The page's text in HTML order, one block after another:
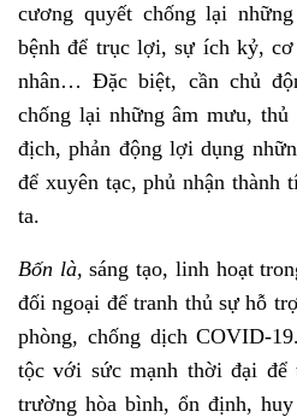
cương quyết chống lại
bệnh để trục lợi, sự ích kỷ,
nhân… Đặc biệt, cần chủ
chống lại những âm mưu,
địch, phản động lợi dụng
để xuyên tạc, phủ nhận thành
ta.
Bốn là, sáng tạo, linh hoạt
đối ngoại để tranh thủ sự hỗ
phòng, chống dịch COVID-
tộc với sức mạnh thời đại
trường hòa bình, ổn định,